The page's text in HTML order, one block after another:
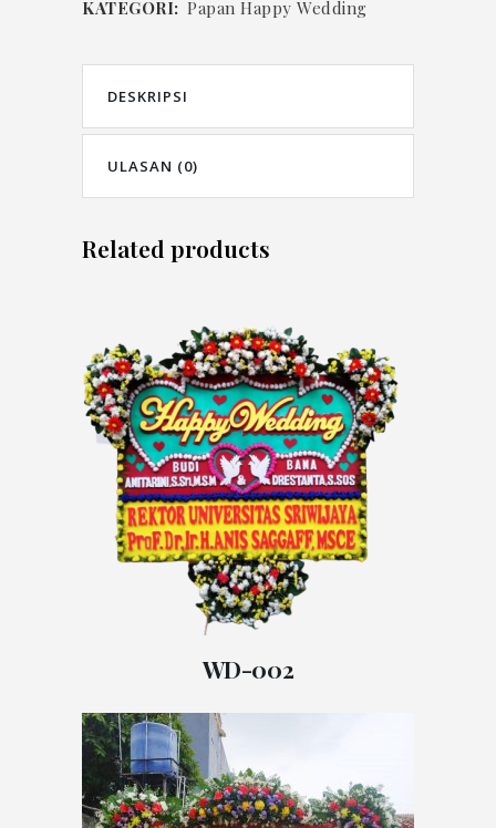
KATEGORI: Papan Happy Wedding
DESKRIPSI
ULASAN (0)
Related products
WD-002